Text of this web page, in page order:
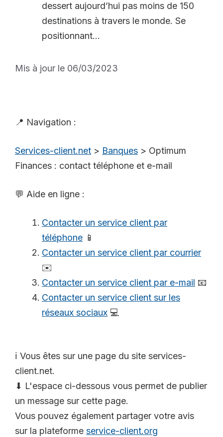
dessert aujourd’hui pas moins de 150
destinations à travers le monde. Se
positionnant...
Mis à jour le 06/03/2023
📍 Navigation :
Services-client.net > Banques > Optimum
Finances : contact téléphone et e-mail
💬 Aide en ligne :
Contacter un service client par
téléphone 📱
Contacter un service client par courrier
✉️
Contacter un service client par e-mail 📧
Contacter un service client sur les
réseaux sociaux 💻
ℹ️ Vous êtes sur une page du site services-
client.net.
⬇ L'espace ci-dessous vous permet de publier
un message sur cette page.
Vous pouvez également partager votre avis
sur la plateforme service-client.org